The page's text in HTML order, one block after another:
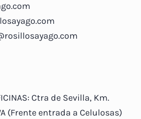
Ctra de Sevilla, Km.
(Frente entrada a Celulosas)